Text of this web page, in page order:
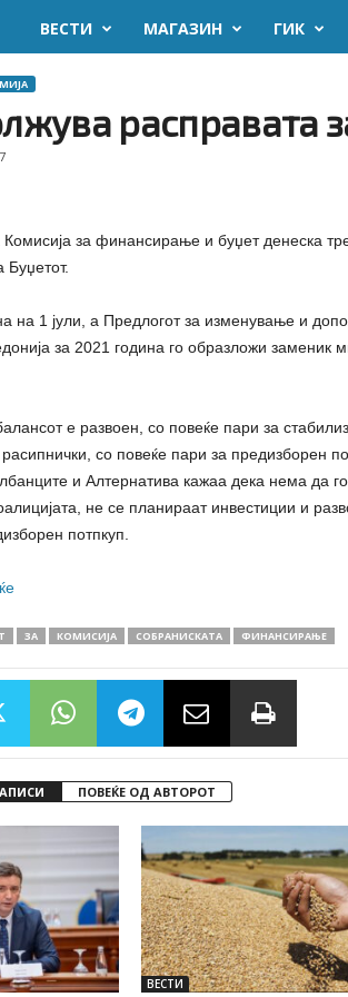
o
o
m
k
ВЕСТИ МАГАЗИН ГИК
расправата
за финансирање и буџет денеска
Буџетот.
на 1 јули, а Предлогот за изменување и
за 2021 година го образложи заменик
е развоен, со повеќе пари за
расипнички, со повеќе пари за предизборен
и Алтернатива кажаа дека нема да
не се планираат инвестиции и
потпкуп.
ЗА КОМИСИЈА СОБРАНИСКАТА ФИНАНСИРАЊЕ
ПОВЕЌЕ ОД АВТОРОТ
ВЕСТИ